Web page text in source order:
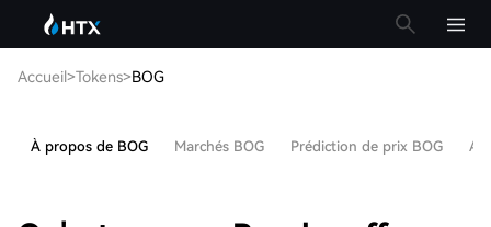
Accueil>Tokens>BOG
À propos de BOG Marchés BOG Prédiction de prix BOG